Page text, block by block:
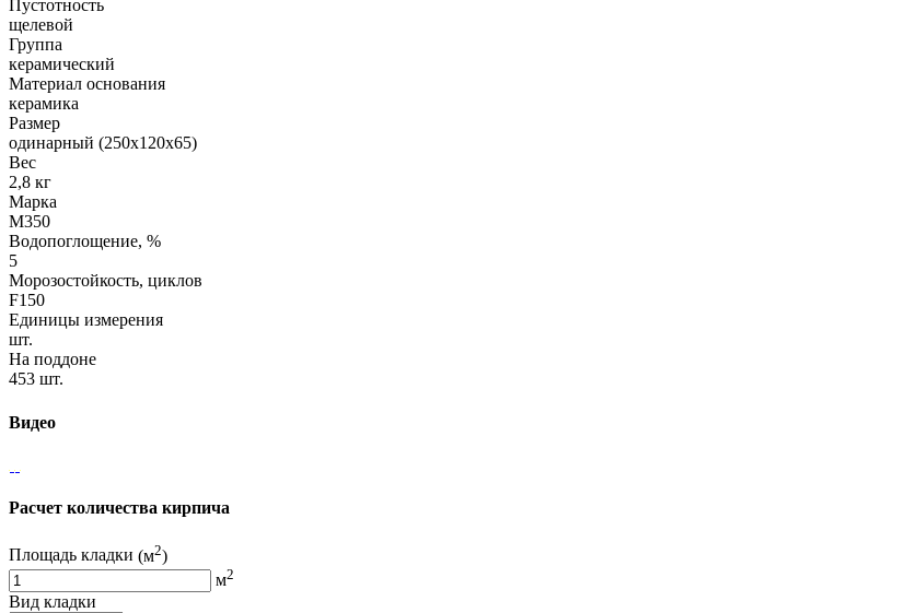
Пустотность
щелевой
Группа
керамический
Материал основания
керамика
Размер
одинарный (250х120х65)
Вес
2,8 кг
Марка
М350
Водопоглощение, %
5
Морозостойкость, циклов
F150
Единицы измерения
шт.
На поддоне
453 шт.
Видео
Расчет количества кирпича
Площадь кладки (м2)
м2
Вид кладки